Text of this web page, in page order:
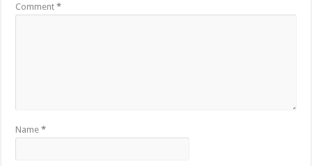
Comment*
Name*